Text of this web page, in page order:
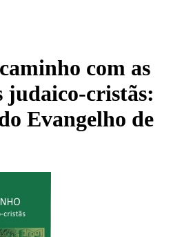
com as
judaico-cristãs:
Evangelho de